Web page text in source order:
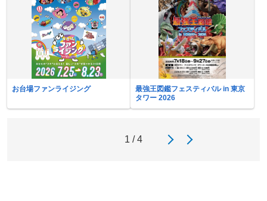
お台場ファンライジング
最強王図鑑フェスティバル in 東京
タワー 2026
1 / 4